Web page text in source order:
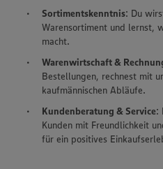
Sortimentskenntnis: Du
Warensortiment und lernst,
macht.
Warenwirtschaft &
Bestellungen, rechnest mit
kaufmännischen Abläufe.
Kundenberatung & Service:
Kunden mit Freundlichkeit
für ein positives